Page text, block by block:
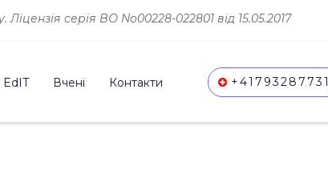
серія ВО No00228-022801 від 15.05.2017
EdIT Вчені Контакти +41793287731